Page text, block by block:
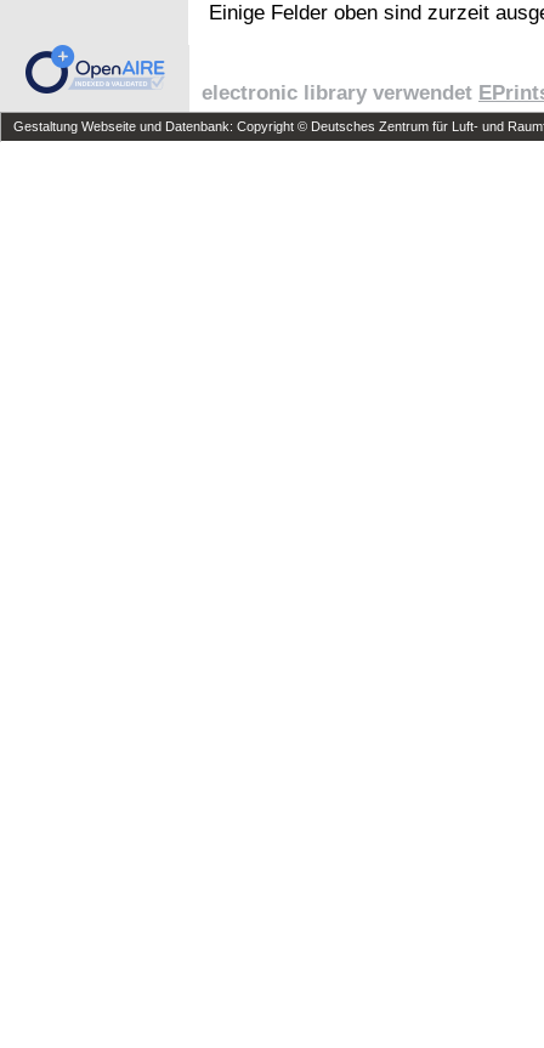
Einige Felder oben sind zurzeit
electronic library verwendet
Gestaltung Webseite und Datenbank: Copyright © Deutsches Zentrum für Luft- und